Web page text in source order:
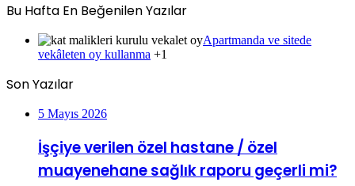
Bu Hafta En Beğenilen Yazılar
Apartmanda ve sitede
vekâleten oy kullanma +1
Son Yazılar
5 Mayıs 2026
İşçiye verilen özel hastane / özel
muayenehane sağlık raporu geçerli mi?